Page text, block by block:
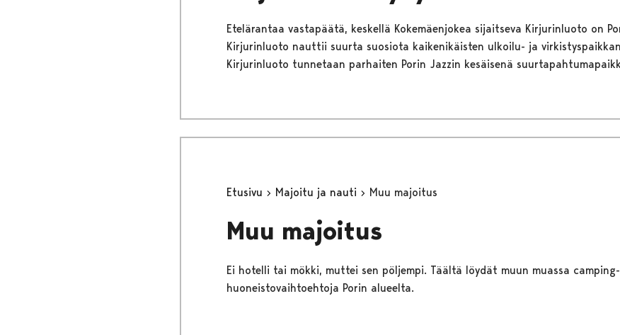
Etelärantaa vastapäätä, keskellä Kokemäenjokea sijaitseva Kirjurinluoto on
Kirjurinluoto nauttii suurta suosiota kaikenikäisten ulkoilu- ja
Kirjurinluoto tunnetaan parhaiten Porin Jazzin kesäisenä
Etusivu Majoitu ja nauti Muu majoitus
Muu majoitus
Ei hotelli tai mökki, muttei sen pöljempi. Täältä löydät muun muassa
huoneistovaihtoehtoja Porin alueelta.